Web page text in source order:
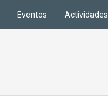
Eventos Actividades